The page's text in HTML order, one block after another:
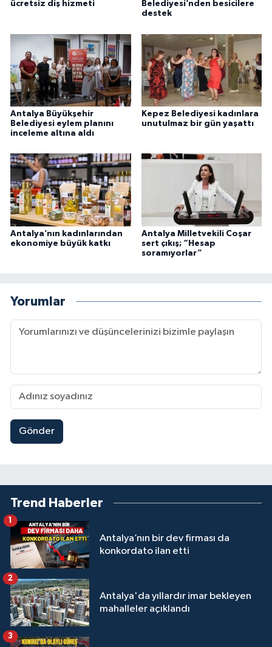
ücretsiz diş hizmeti
Belediyesi’nden besicilere
destek
Antalya Büyükşehir
Belediyesi eylem planını
inceleme altına aldı
Kepez Belediyesi kadınlara
unutulmaz bir gün yaşattı
Antalya’nın kadınlarından
ekonomiye büyük katkı
Antalya Milletvekili Coşar
sert çıkış; “Hesap
soramıyorlar”
Yorumlar
Gönder
Trend Haberler
Antalya’nın bir dev firması da
konkordato ilan etti
1
Antalya'da yıllardır imar bekleyen
mahalleler açıklandı
2
3